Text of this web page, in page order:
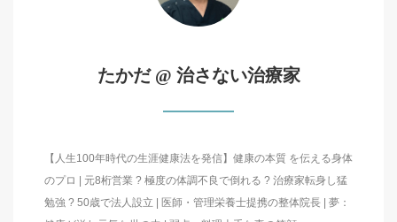
たかだ @ 治さない治療家
【人生100年時代の生涯健康法を発信】健康の本質 を伝える身体
のプロ | 元8桁営業 ? 極度の体調不良で倒れる ? 治療家転身し猛
勉強 ? 50歳で法人設立 | 医師・管理栄養士提携の整体院長 | 夢：